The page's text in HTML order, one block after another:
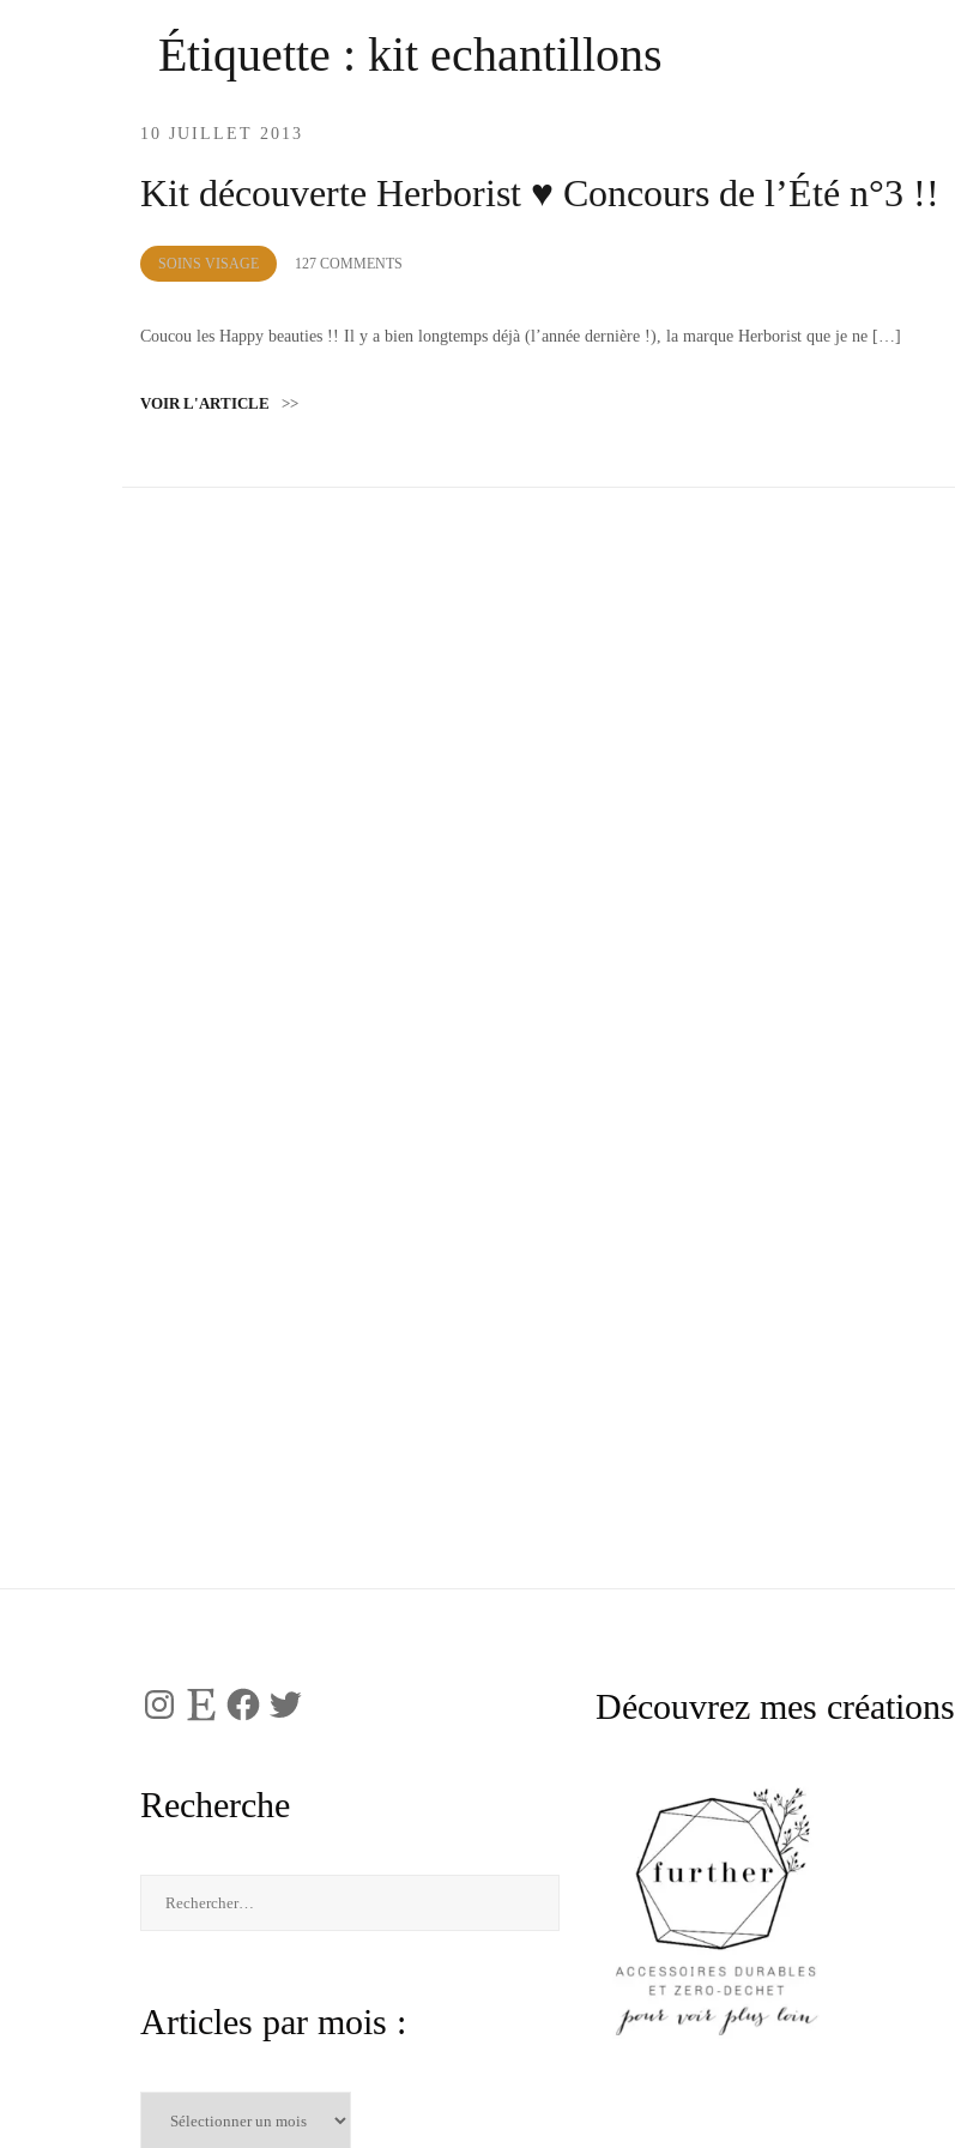
Étiquette : kit echantillons
10 JUILLET 2013
Kit découverte Herborist ♥ Concours de l’Été n°3 !!
SOINS VISAGE
by
127 COMMENTS
Coucou les Happy beauties !! Il y a bien longtemps déjà (l’année dernière !), la marque Herborist que je ne […]
VOIR L'ARTICLE >>
Instagram
Etsy FacebookTwitter
Recherche
Articles par mois :
Découvrez mes créations